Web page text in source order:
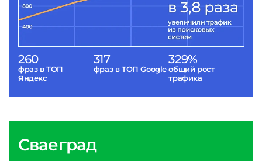
260
фраз в ТОП
Яндекс
317
фраз в ТОП Google
329%
общий рост
трафика
Сваеград